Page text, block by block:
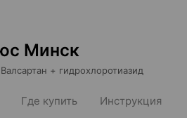
Минск
Валсартан + гидрохлоротиазид
Где купить Инструкция